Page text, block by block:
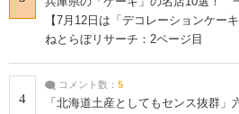
【7月12日は「デコレーションケー
ねとらぼリサーチ：2ページ目
4
コメント数： 5
「北海道土産としてもセンス抜群」